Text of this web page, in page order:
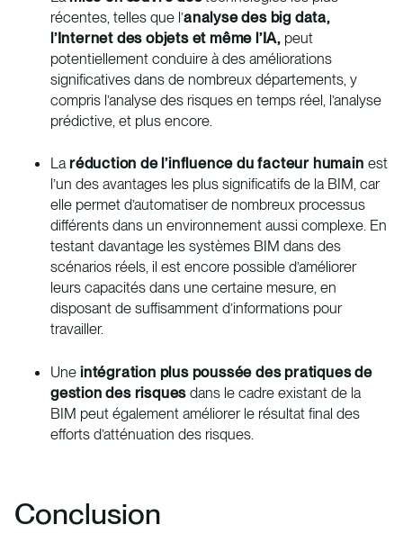
récentes, telles que l’analyse des big data,
l’Internet des objets et même l’IA, peut
potentiellement conduire à des améliorations
significatives dans de nombreux départements, y
compris l’analyse des risques en temps réel, l’analyse
prédictive, et plus encore.
La réduction de l’influence du facteur humain est
l’un des avantages les plus significatifs de la BIM, car
elle permet d’automatiser de nombreux processus
différents dans un environnement aussi complexe. En
testant davantage les systèmes BIM dans des
scénarios réels, il est encore possible d’améliorer
leurs capacités dans une certaine mesure, en
disposant de suffisamment d’informations pour
travailler.
Une intégration plus poussée des pratiques de
gestion des risques dans le cadre existant de la
BIM peut également améliorer le résultat final des
efforts d’atténuation des risques.
Conclusion